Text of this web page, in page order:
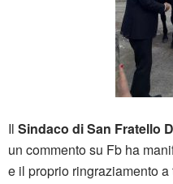
Il Sindaco di San Fratello
un commento su Fb ha
e il proprio ringraziamento